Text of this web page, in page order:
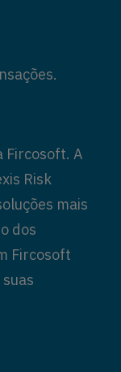
Fircosoft. A
Risk
mais
dos
Fircosoft